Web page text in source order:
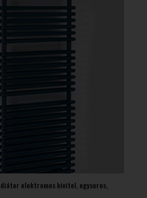
elektromos kivitel, egysoros,